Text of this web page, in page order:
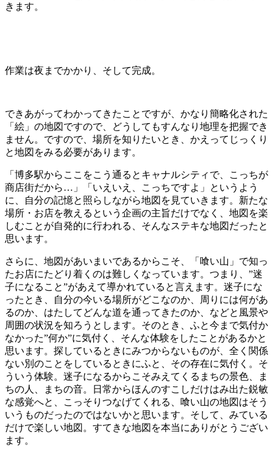
きます。
作業は夜までかかり、そして完成。
できあがってわかってきたことですが、かなり簡略化された
「絵」の地図ですので、どうしてもすんなり地理を把握でき
ません。ですので、場所を知りたいとき、かえってじっくり
と地図をみる必要があります。
「博多駅からここをこう通るとキャナルシティで、こっちが
商店街だから…」「いえいえ、こっちですよ」というよう
に、自分の記憶と照らしながら地図を見ていきます。新たな
場所・お店を教えるという企画の主旨だけでなく、地図を楽
しむことが自発的に行われる、そんなステキな地図だったと
思います。
さらに、地図があいまいであるからこそ、「喰い山」で知っ
たお店にたどり着くのは難しくなっています。つまり、”迷
子になること”があえて導かれていると言えます。迷子にな
ったとき、自分の今いる場所がどこなのか、周りには何があ
るのか、はたしてどんな道を通ってきたのか、などと風景や
周囲の状況を知ろうとします。そのとき、ふと今まで気付か
なかった”何か”に気付く、そんな体験をしたことがあるかと
思います。探しているときにみつからないものが、全く関係
ない別のことをしているときにふと、その存在に気付く。そ
ういう体験。迷子になるからこそみえてくるまちの景色、ま
ちの人、まちの音。日常からほんのすこしだけはみ出た鋭敏
な感覚へと、こっそりつなげてくれる、喰い山の地図はそう
いうものだったのではないかと思います。そして、みている
だけで楽しい地図。すてきな地図を本当にありがとうござい
ます。